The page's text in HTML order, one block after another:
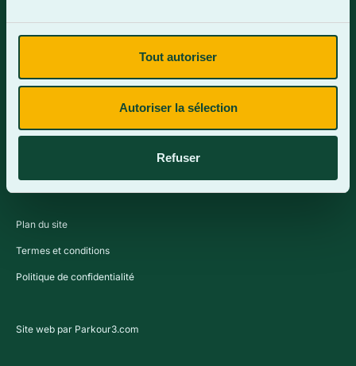
Tout autoriser
Autoriser la sélection
Refuser
Contactez-nous
Plan du site
Termes et conditions
Politique de confidentialité
Site web par Parkour3.com